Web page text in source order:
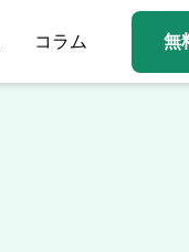
コラム 無